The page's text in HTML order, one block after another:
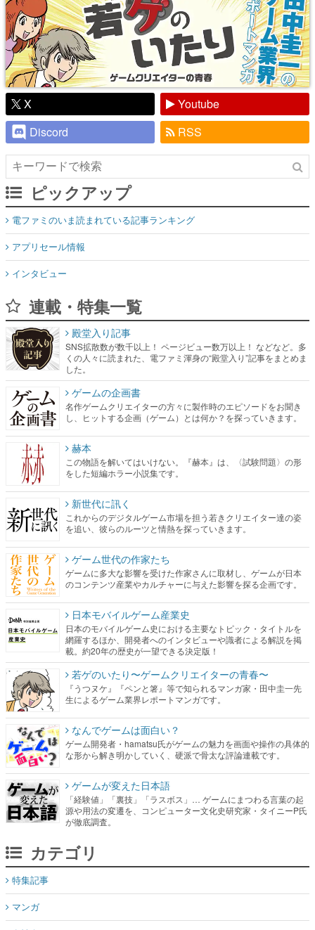
X
Youtube
Discord
RSS
ピックアップ
電ファミのいま読まれている記事ランキング
アプリセール情報
インタビュー
連載・特集一覧
殿堂入り記事
SNS拡散数が数千以上！ ページビュー数万以上！ などなど。多
くの人々に読まれた、電ファミ渾身の“殿堂入り”記事をまとめま
した。
ゲームの企画書
名作ゲームクリエイターの方々に製作時のエピソードをお聞き
し、ヒットする企画（ゲーム）とは何か？を探っていきます。
赫本
この物語を解いてはいけない。『赫本』は、〈試験問題〉の形
をした短編ホラー小説集です。
新世代に訊く
これからのデジタルゲーム市場を担う若きクリエイター達の姿
を追い、彼らのルーツと情熱を探っていきます。
ゲーム世代の作家たち
ゲームに多大な影響を受けた作家さんに取材し、ゲームが日本
のコンテンツ産業やカルチャーに与えた影響を探る企画です。
日本モバイルゲーム産業史
日本のモバイルゲーム史における主要なトピック・タイトルを
網羅するほか、開発者へのインタビューや識者による解説を掲
載。約20年の歴史が一望できる決定版！
若ゲのいたり〜ゲームクリエイターの青春〜
『うつヌケ』『ペンと箸』等で知られるマンガ家・田中圭一先
生によるゲーム業界レポートマンガです。
なんでゲームは面白い？
ゲーム開発者・hamatsu氏がゲームの魅力を画面や操作の具体的
な形から解き明かしていく、硬派で骨太な評論連載です。
ゲームが変えた日本語
「経験値」「裏技」「ラスボス」… ゲームにまつわる言葉の起
源や用法の変遷を、コンピューター文化史研究家・タイニーP氏
が徹底調査。
カテゴリ
特集記事
マンガ